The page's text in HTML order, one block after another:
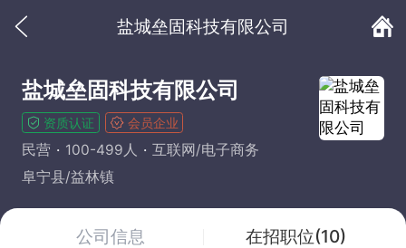
盐城垒固科技有限公司
盐城垒固科技有限公司
资质认证 会员企业
民营 100-499人
互联网/电子商务
阜宁县/益林镇
公司信息 在招职位(10)